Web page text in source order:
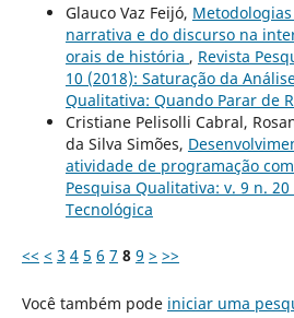
Glauco Vaz Feijó,
narrativa e do discurso na
orais de história , Revista
10 (2018): Saturação da
Qualitativa: Quando Parar de
Cristiane Pelisolli Cabral,
da Silva Simões,
atividade de programação
Pesquisa Qualitativa: v. 9 n. 20
Tecnológica
<< < 3 4 5 6 7 8 9 > >>
Você também pode iniciar uma